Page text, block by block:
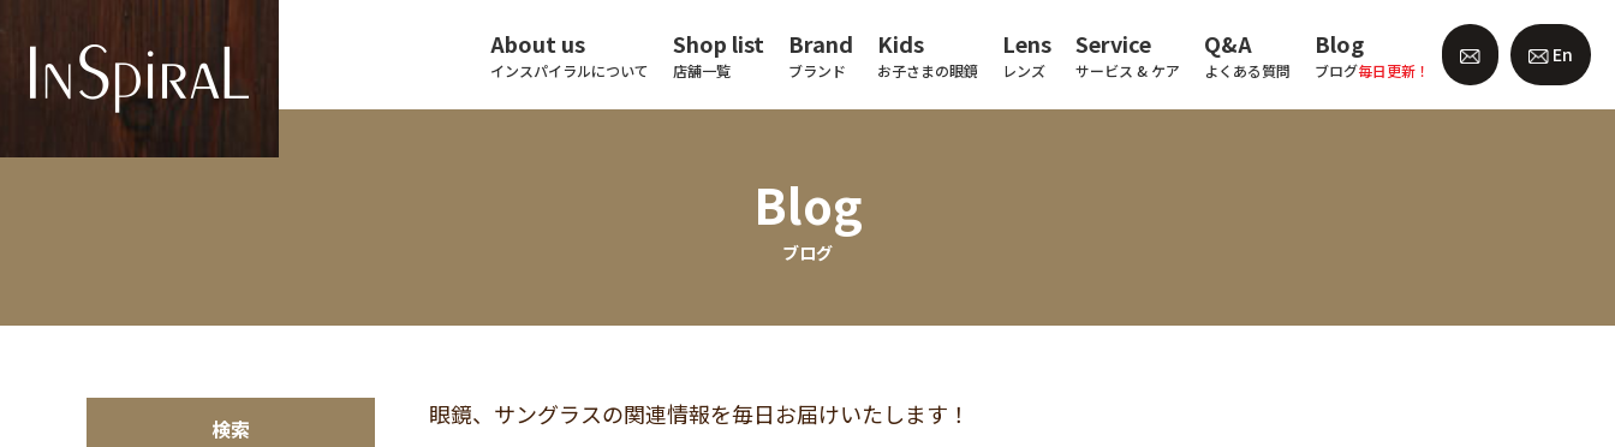
About us
インスパイラルについて
Shop list
店舗一覧
Brand
ブランド
Kids
お子さまの眼鏡
Lens
レンズ
Service
サービス & ケア
Q&A
よくある質問
Blog
ブログ毎日更新！
En
Blog
ブログ
検索 眼鏡、サングラスの関連情報を毎日お届けいたします！